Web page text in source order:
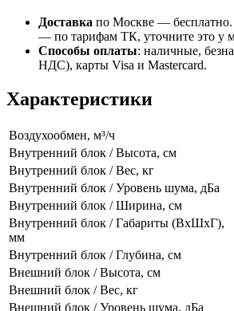
Доставка по Москве — бесплатно.
— по тарифам ТК, уточните это у
Способы оплаты: наличные,
НДС), карты Visa и Mastercard.
Характеристики
Воздухообмен, м³/ч
Внутренний блок / Высота, см
Внутренний блок / Вес, кг
Внутренний блок / Уровень шума, дБа
Внутренний блок / Ширина, см
Внутренний блок / Габариты (ВхШхГ),
мм
Внутренний блок / Глубина, см
Внешний блок / Высота, см
Внешний блок / Вес, кг
Внешний блок / Уровень шума, дБа